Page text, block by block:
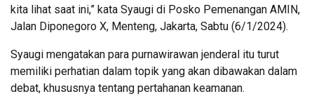
kita lihat saat ini,” kata Syaugi di Posko Pemenangan AMIN,
Jalan Diponegoro X, Menteng, Jakarta, Sabtu (6/1/2024).
Syaugi mengatakan para purnawirawan jenderal itu turut
memiliki perhatian dalam topik yang akan dibawakan dalam
debat, khususnya tentang pertahanan keamanan.